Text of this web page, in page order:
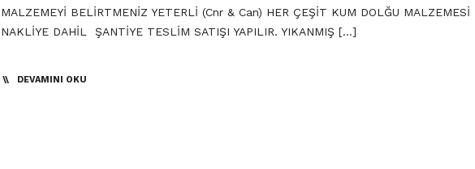
MALZEMEYİ BELİRTMENİZ YETERLİ (Cnr & Can) HER ÇEŞİT KUM DOLĞU MALZEMESİ
NAKLİYE DAHİL ŞANTİYE TESLİM SATIŞI YAPILIR. YIKANMIŞ […]
DEVAMINI OKU